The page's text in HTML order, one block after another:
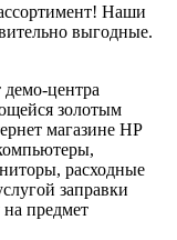
Наши
выгодные.
центра
золотым
магазине HP
расходные
заправки
предмет